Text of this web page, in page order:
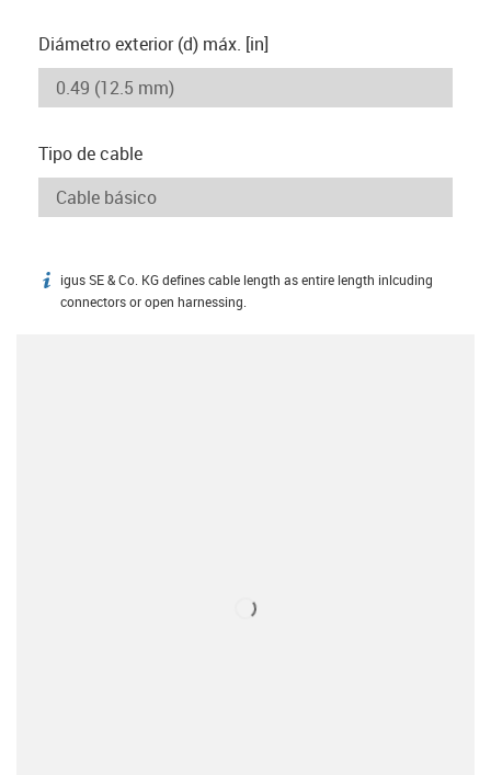
Diámetro exterior (d) máx. [in]
Tipo de cable
igus-icon-info
igus SE & Co. KG defines cable length as entire length inlcuding
connectors or open harnessing.